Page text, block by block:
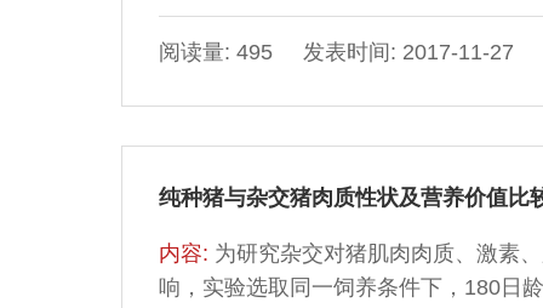
用下，油脂会发生氧化反应，通过量化
程，分别测定添加单一抗氧化剂的猪
阅读量: 495 发表时间: 2017-11-27
纯种猪与杂交猪肉质性状及营养价值比
内容: 为研究杂交对猪肌肉肉质、激素
响，实验选取同一饲养条件下，180日